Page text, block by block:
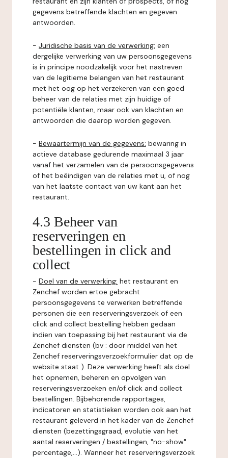
gegevens betreffende klachten en gegeven
antwoorden.
- Juridische basis van de verwerking: een
dergelijke verwerking van uw persoonsgegevens
is in principe noodzakelijk voor het nastreven
van de legitieme belangen van het restaurant
met het oog op het verzekeren van een goed
beheer van de relaties met zijn huidige of
potentiële klanten, maar ook van klachten en
antwoorden die daarop worden gegeven.
- Bewaartermijn van de gegevens: bewaring in
actieve database gedurende maximaal 3 jaar
vanaf het verzamelen van de persoonsgegevens
of het beëindigen van de relaties met u, of nog
van het laatste contact van uw kant aan het
restaurant.
4.3 Beheer van
reserveringen en
bestellingen in click and
collect
- Doel van de verwerking: het restaurant en
Zenchef worden ertoe gebracht
persoonsgegevens te verwerken betreffende
personen die een reserveringsverzoek of een
click and collect bestelling hebben gedaan
indien van toepassing bij het restaurant via de
Zenchef diensten (bv : door middel van het
Zenchef reserveringsverzoekformulier dat op de
website staat ). Deze verwerking heeft als doel
het opnemen, beheren en opvolgen van
reserveringsverzoeken en/of click and collect
bestellingen. Bijbehorende rapportages,
indicatoren en statistieken worden ook aan het
restaurant geleverd in het kader van de Zenchef
diensten (bezettingsgraad, evolutie van het
aantal reserveringen / bestellingen, "no-show"
percentage,...). Wanneer het reserveringsverzoek